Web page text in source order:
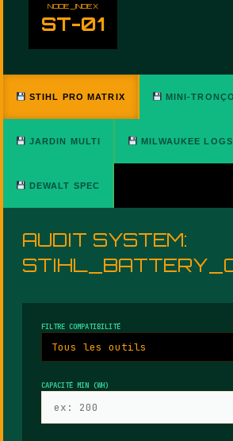
NODE_INDEX
ST-01
STIHL PRO MATRIX MINI-
JARDIN MULTI MILWAUKEE LOGS
DEWALT SPEC
AUDIT SYSTEM:
FILTRE COMPATIBILITÉ
CAPACITÉ MIN (WH)